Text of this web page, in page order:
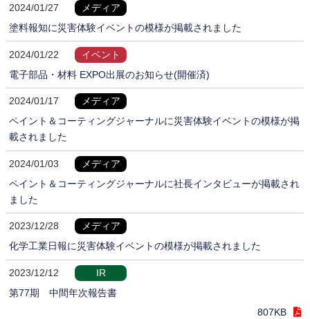
2024/01/27
メディア
塗料報知に災害体験イベントの模様が掲載されました
2024/01/22
イベント
電子部品・材料 EXPO出展のお知らせ(開催済)
2024/01/17
メディア
ペイント＆コーティングジャーナルに災害体験イベントの模様が掲
載されました
2024/01/03
メディア
ペイント＆コーティングジャーナルに社長インタビューが掲載され
ました
2023/12/28
メディア
化学工業日報に災害体験イベントの模様が掲載されました
2023/12/12
IR
第77期 中間年次報告書
807KB